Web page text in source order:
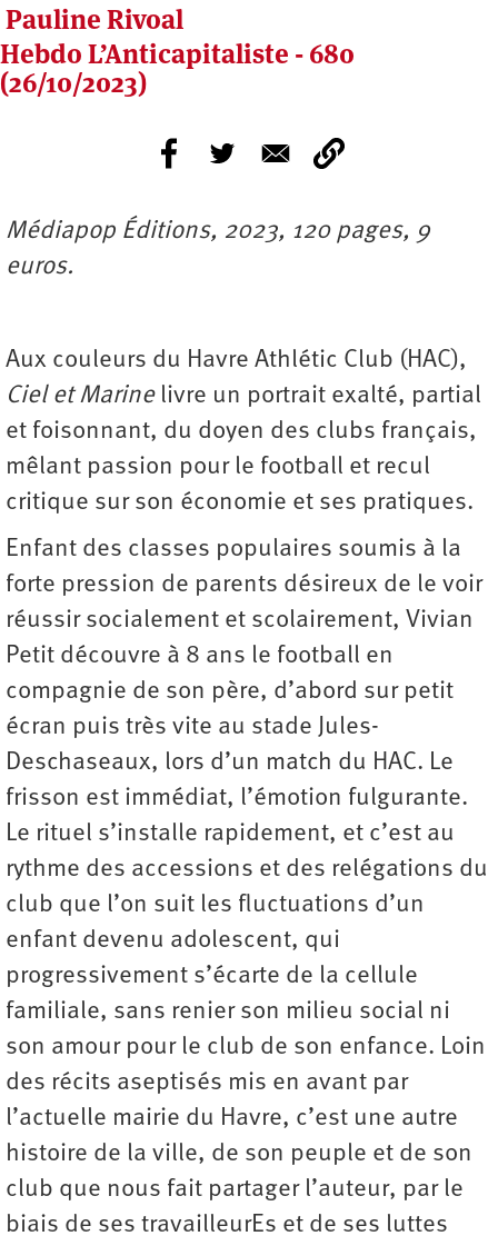
Pauline Rivoal
Hebdo L’Anticapitaliste - 680
(26/10/2023)
Médiapop Éditions, 2023, 120 pages, 9
euros.
Aux couleurs du Havre Athlétic Club (HAC),
Ciel et Marinelivre un portrait exalté, partial
et foisonnant, du doyen des clubs français,
mêlant passion pour le football et recul
critique sur son économie et ses pratiques.
Enfant des classes populaires soumis à la
forte pression de parents désireux de le voir
réussir socialement et scolairement, Vivian
Petit découvre à 8 ans le football en
compagnie de son père, d’abord sur petit
écran puis très vite au stade Jules-
Deschaseaux, lors d’un match du HAC. Le
frisson est immédiat, l’émotion fulgurante.
Le rituel s’installe rapidement, et c’est au
rythme des accessions et des relégations du
club que l’on suit les fluctuations d’un
enfant devenu adolescent, qui
progressivement s’écarte de la cellule
familiale, sans renier son milieu social ni
son amour pour le club de son enfance. Loin
des récits aseptisés mis en avant par
l’actuelle mairie du Havre, c’est une autre
histoire de la ville, de son peuple et de son
club que nous fait partager l’auteur, par le
biais de ses travailleurEs et de ses luttes